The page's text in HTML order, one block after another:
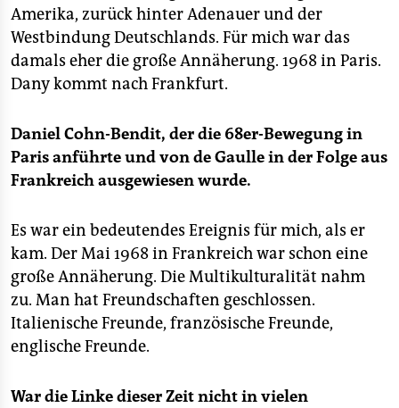
Amerika, zurück hinter Adenauer und der
Westbindung Deutschlands. Für mich war das
damals eher die große Annäherung. 1968 in Paris.
Dany kommt nach Frankfurt.
Daniel Cohn-Bendit, der die 68er-Bewegung in
Paris anführte und von de Gaulle in der Folge aus
Frankreich ausgewiesen wurde.
Es war ein bedeutendes Ereignis für mich, als er
kam. Der Mai 1968 in Frankreich war schon eine
große Annäherung. Die Multikulturalität nahm
zu. Man hat Freundschaften geschlossen.
Italienische Freunde, französische Freunde,
englische Freunde.
War die Linke dieser Zeit nicht in vielen